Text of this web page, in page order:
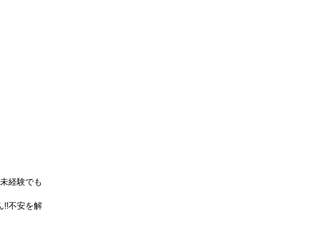
経験でも
!!不安を解